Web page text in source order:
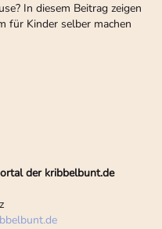
In diesem Beitrag zeigen
für Kinder selber machen
der kribbelbunt.de